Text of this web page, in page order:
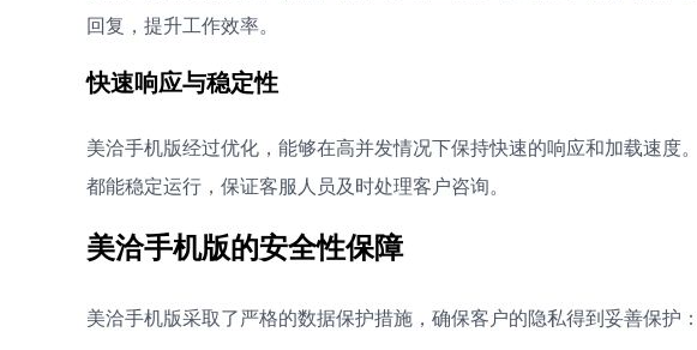
回复，提升工作效率。
快速响应与稳定性
美洽手机版经过优化，能够在高并发情况下保持快速的响应和加载速
都能稳定运行，保证客服人员及时处理客户咨询。
美洽手机版的安全性保障
美洽手机版采取了严格的数据保护措施，确保客户的隐私得到妥善保护：